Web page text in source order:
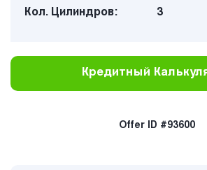
Кол. Цилиндров:
3
Кредитный
Offer ID #93600